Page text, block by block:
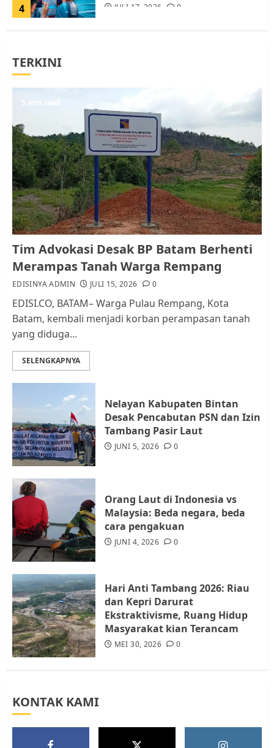
4 JULI 17, 2026 0
5
1
Pemko Batam Tegaskan RT dan
RW bukan Petugas Pendataan
dan Pemungutan Pajak
AGUSTUS 1, 2026 0
Kader Pajak jadi Penghubung
Pemerintah dan Masyarakat di
Lingkungan RT/RW
AGUSTUS 1, 2026
4
Warga Rempang Ajukan
Audiensi dengan Wali Kota
5
Tim Advokasi Desak BP Batam
Berhenti Merampas Tanah
TERKINI
5 min read
Tim Advokasi Desak BP Batam Berhenti
Merampas Tanah Warga Rempang
EDISINYA ADMIN JULI 15, 2026 0
EDISI.CO, BATAM– Warga Pulau Rempang, Kota
Batam, kembali menjadi korban perampasan tanah
yang diduga...
SELENGKAPNYA
Nelayan Kabupaten Bintan
Desak Pencabutan PSN dan Izin
Tambang Pasir Laut
JUNI 5, 2026 0
Orang Laut di Indonesia vs
Malaysia: Beda negara, beda
cara pengakuan
JUNI 4, 2026 0
Hari Anti Tambang 2026: Riau
dan Kepri Darurat
Ekstraktivisme, Ruang Hidup
Masyarakat kian Terancam
MEI 30, 2026 0
KONTAK KAMI